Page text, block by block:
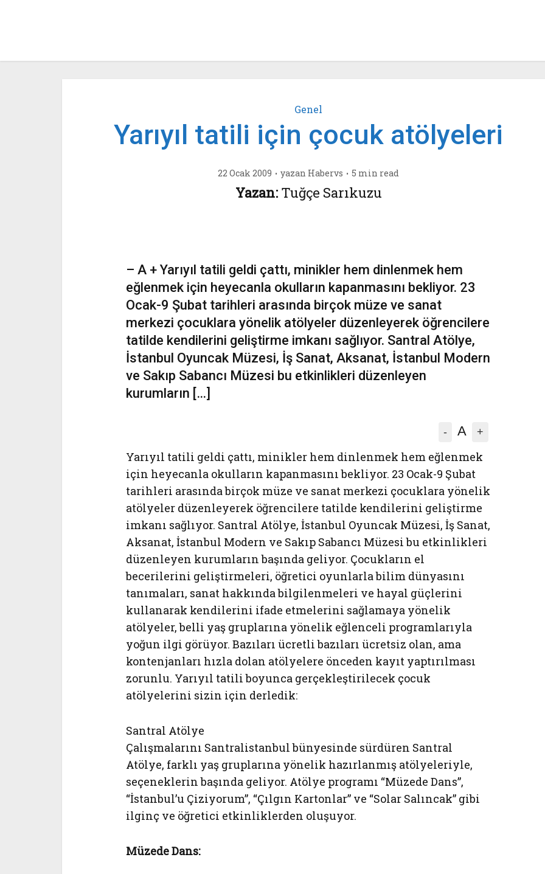
Genel
Yarıyıl tatili için çocuk atölyeleri
22 Ocak 2009 yazan Habervs 5 min read
Yazan:Tuğçe Sarıkuzu
– A + Yarıyıl tatili geldi çattı, minikler hem dinlenmek hem
eğlenmek için heyecanla okulların kapanmasını bekliyor. 23
Ocak-9 Şubat tarihleri arasında birçok müze ve sanat
merkezi çocuklara yönelik atölyeler düzenleyerek öğrencilere
tatilde kendilerini geliştirme imkanı sağlıyor. Santral Atölye,
İstanbul Oyuncak Müzesi, İş Sanat, Aksanat, İstanbul Modern
ve Sakıp Sabancı Müzesi bu etkinlikleri düzenleyen
kurumların […]
- A +
Yarıyıl tatili geldi çattı, minikler hem dinlenmek hem eğlenmek
için heyecanla okulların kapanmasını bekliyor. 23 Ocak-9 Şubat
tarihleri arasında birçok müze ve sanat merkezi çocuklara yönelik
atölyeler düzenleyerek öğrencilere tatilde kendilerini geliştirme
imkanı sağlıyor. Santral Atölye, İstanbul Oyuncak Müzesi, İş Sanat,
Aksanat, İstanbul Modern ve Sakıp Sabancı Müzesi bu etkinlikleri
düzenleyen kurumların başında geliyor. Çocukların el
becerilerini geliştirmeleri, öğretici oyunlarla bilim dünyasını
tanımaları, sanat hakkında bilgilenmeleri ve hayal güçlerini
kullanarak kendilerini ifade etmelerini sağlamaya yönelik
atölyeler, belli yaş gruplarına yönelik eğlenceli programlarıyla
yoğun ilgi görüyor. Bazıları ücretli bazıları ücretsiz olan, ama
kontenjanları hızla dolan atölyelere önceden kayıt yaptırılması
zorunlu. Yarıyıl tatili boyunca gerçekleştirilecek çocuk
atölyelerini sizin için derledik:
Santral Atölye
Çalışmalarını Santralistanbul bünyesinde sürdüren Santral
Atölye, farklı yaş gruplarına yönelik hazırlanmış atölyeleriyle,
seçeneklerin başında geliyor. Atölye programı “Müzede Dans”,
“İstanbul’u Çiziyorum”, “Çılgın Kartonlar” ve “Solar Salıncak” gibi
ilginç ve öğretici etkinliklerden oluşuyor.
Müzede Dans: